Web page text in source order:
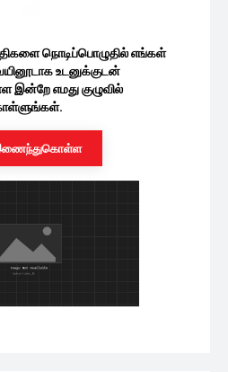
நொடிப்பொழுதில் எங்கள்
உடனுக்குடன்
இன்றே எமது குழுவில்
இணைந்துகொள்ள